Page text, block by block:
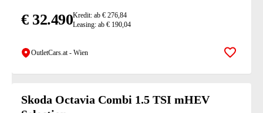
€ 32.490Kredit: ab € 276,84
Leasing: ab € 190,04
OutletCars.at - Wien Zur
Skoda Octavia Combi 1.5 TSI mHEV